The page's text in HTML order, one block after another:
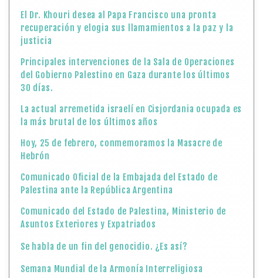
El Dr. Khouri desea al Papa Francisco una pronta
recuperación y elogia sus llamamientos a la paz y la
justicia
Principales intervenciones de la Sala de Operaciones
del Gobierno Palestino en Gaza durante los últimos
30 días.
La actual arremetida israelí en Cisjordania ocupada es
la más brutal de los últimos años
Hoy, 25 de febrero, conmemoramos la Masacre de
Hebrón
Comunicado Oficial de la Embajada del Estado de
Palestina ante la República Argentina
Comunicado del Estado de Palestina, Ministerio de
Asuntos Exteriores y Expatriados
Se habla de un fin del genocidio. ¿Es así?
Semana Mundial de la Armonía Interreligiosa